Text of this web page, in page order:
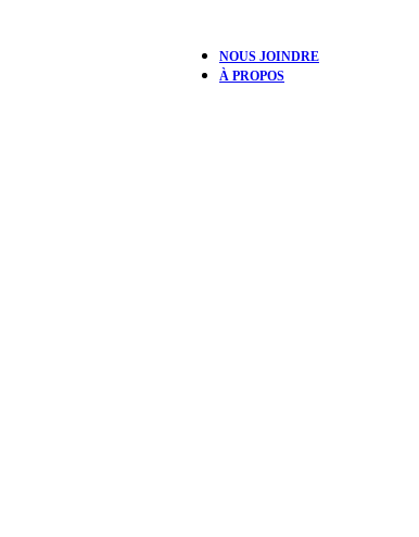
NOUS JOINDRE
À PROPOS